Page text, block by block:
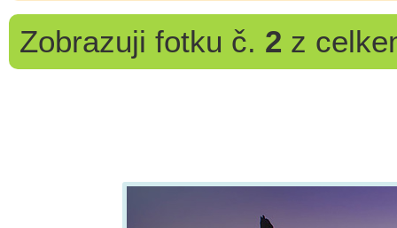
Zobrazuji fotku č. 2 z